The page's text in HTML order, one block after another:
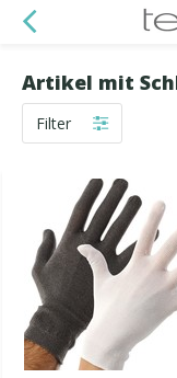
Artikel mit
Filter